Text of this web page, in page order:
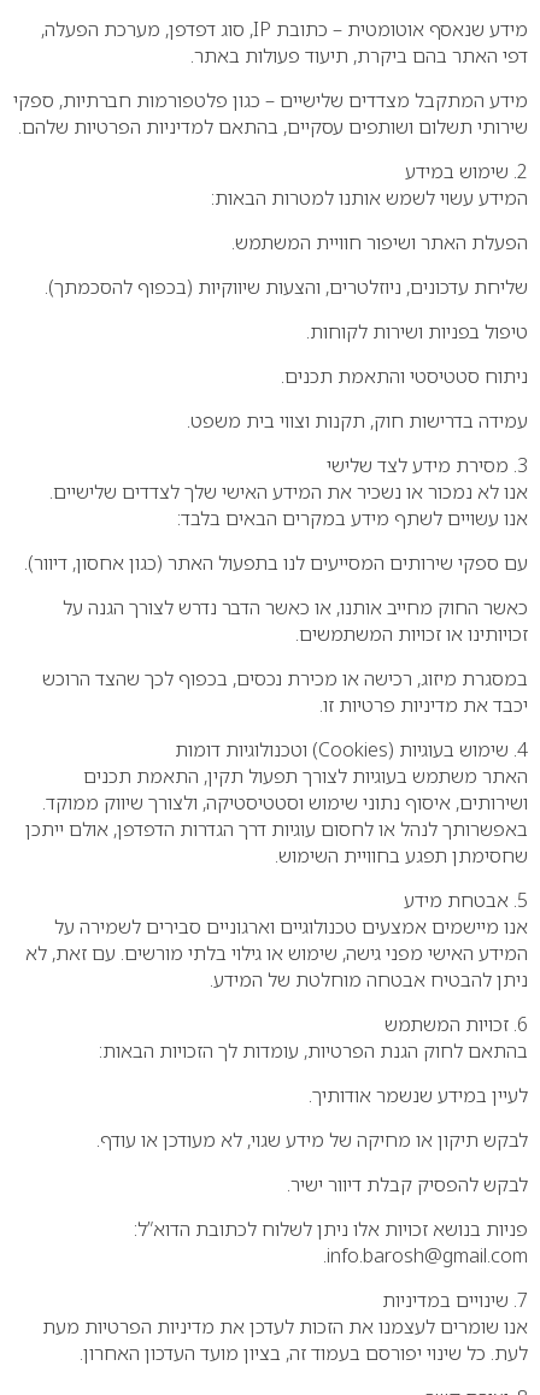
מידע שנאסף אוטומטית – כתובת IP, סוג דפדפן, מערכת הפעלה,
דפי האתר בהם ביקרת, תיעוד פעולות באתר.
מידע המתקבל מצדדים שלישיים – כגון פלטפורמות חברתיות, ספקי
שירותי תשלום ושותפים עסקיים, בהתאם למדיניות הפרטיות שלהם.
2. שימוש במידע
המידע עשוי לשמש אותנו למטרות הבאות:
הפעלת האתר ושיפור חוויית המשתמש.
שליחת עדכונים, ניוזלטרים, והצעות שיווקיות (בכפוף להסכמתך).
טיפול בפניות ושירות לקוחות.
ניתוח סטטיסטי והתאמת תכנים.
עמידה בדרישות חוק, תקנות וצווי בית משפט.
3. מסירת מידע לצד שלישי
אנו לא נמכור או נשכיר את המידע האישי שלך לצדדים שלישיים.
אנו עשויים לשתף מידע במקרים הבאים בלבד:
עם ספקי שירותים המסייעים לנו בתפעול האתר (כגון אחסון, דיוור).
כאשר החוק מחייב אותנו, או כאשר הדבר נדרש לצורך הגנה על
זכויותינו או זכויות המשתמשים.
במסגרת מיזוג, רכישה או מכירת נכסים, בכפוף לכך שהצד הרוכש
יכבד את מדיניות פרטיות זו.
4. שימוש בעוגיות (Cookies) וטכנולוגיות דומות
האתר משתמש בעוגיות לצורך תפעול תקין, התאמת תכנים
ושירותים, איסוף נתוני שימוש וסטטיסטיקה, ולצורך שיווק ממוקד.
באפשרותך לנהל או לחסום עוגיות דרך הגדרות הדפדפן, אולם ייתכן
שחסימתן תפגע בחוויית השימוש.
5. אבטחת מידע
אנו מיישמים אמצעים טכנולוגיים וארגוניים סבירים לשמירה על
המידע האישי מפני גישה, שימוש או גילוי בלתי מורשים. עם זאת, לא
ניתן להבטיח אבטחה מוחלטת של המידע.
6. זכויות המשתמש
בהתאם לחוק הגנת הפרטיות, עומדות לך הזכויות הבאות:
לעיין במידע שנשמר אודותיך.
לבקש תיקון או מחיקה של מידע שגוי, לא מעודכן או עודף.
לבקש להפסיק קבלת דיוור ישיר.
פניות בנושא זכויות אלו ניתן לשלוח לכתובת הדוא”ל:
info.barosh@gmail.com.
7. שינויים במדיניות
אנו שומרים לעצמנו את הזכות לעדכן את מדיניות הפרטיות מעת
לעת. כל שינוי יפורסם בעמוד זה, בציון מועד העדכון האחרון.